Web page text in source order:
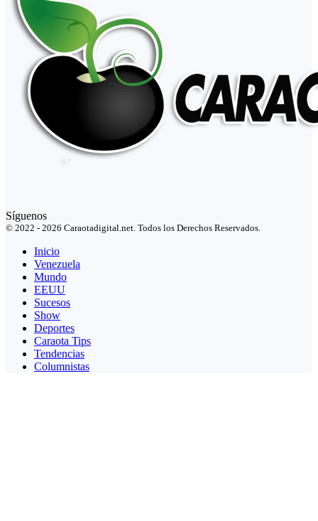
Síguenos
© 2022 - 2026 Caraotadigital.net. Todos los Derechos Reservados.
Inicio
Venezuela
Mundo
EEUU
Sucesos
Show
Deportes
Caraota Tips
Tendencias
Columnistas